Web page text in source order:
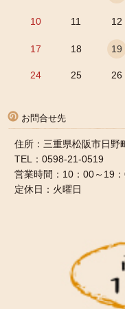
10 11 12
17 18 19
24 25 26
お問合せ先
住所：三重県松阪市日野
TEL：0598-21-0519
営業時間：10：00～19
定休日：火曜日